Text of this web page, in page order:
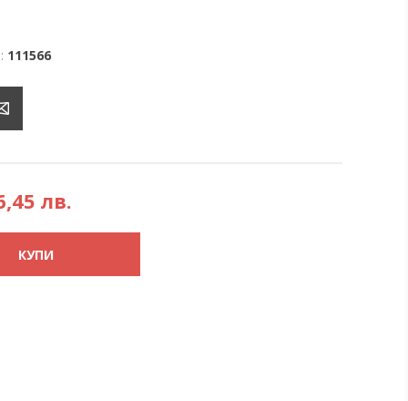
111566
лв.